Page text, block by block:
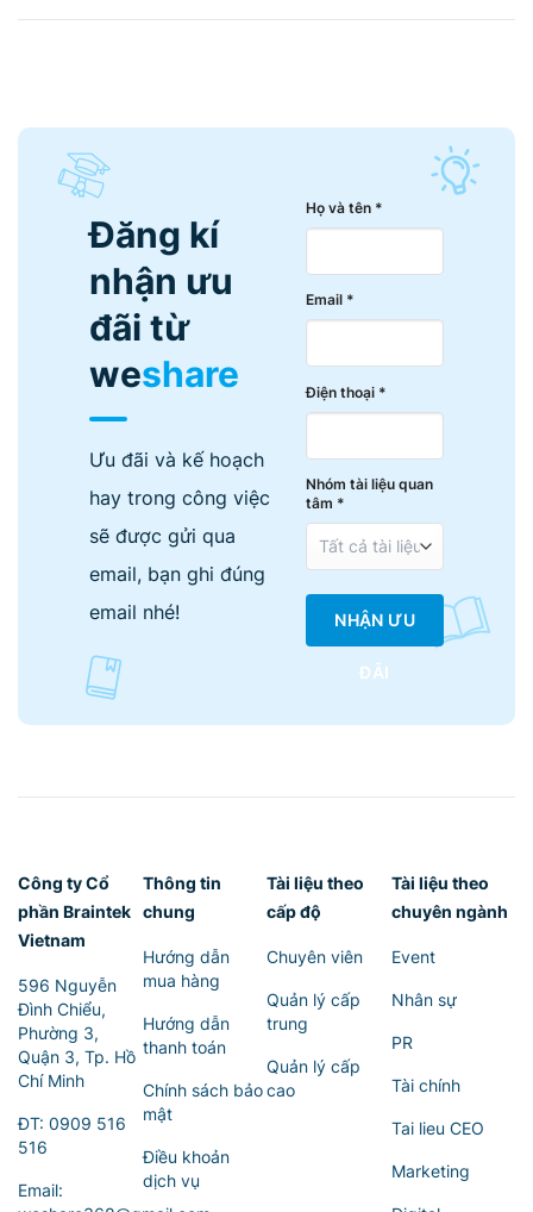
Đăng kí
nhận ưu
đãi từ
weshare
Ưu đãi và kế hoạch
hay trong công việc
sẽ được gửi qua
email, bạn ghi đúng
email nhé!
Họ và tên *
Email *
Điện thoại *
Nhóm tài liệu quan
tâm *
NHẬN ƯU
ĐÃI
Công ty Cổ
phần Braintek
Vietnam
596 Nguyễn
Đình Chiểu,
Phường 3,
Quận 3, Tp. Hồ
Chí Minh
ĐT: 0909 516
516
Email:
Thông tin
chung
Hướng dẫn
mua hàng
Hướng dẫn
thanh toán
Chính sách bảo
mật
Điều khoản
dịch vụ
Tài liệu theo
cấp độ
Chuyên viên
Quản lý cấp
trung
Quản lý cấp
cao
Tài liệu theo
chuyên ngành
Event
Nhân sự
PR
Tài chính
Tai lieu CEO
Marketing